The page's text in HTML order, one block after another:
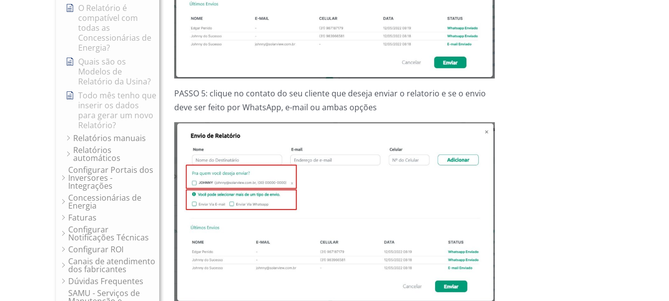
O Relatório é
compatível com
todas as
Concessionárias de
Energia?
Quais são os
Modelos de
Relatório da Usina?
Todo mês tenho que
inserir os dados
para gerar um novo
Relatório?
Relatórios manuais
Relatórios
automáticos
Configurar Portais dos
Inversores -
Integrações
Concessionárias de
Energia
Faturas
Configurar
Notificações Técnicas
Configurar ROI
Canais de atendimento
dos fabricantes
Dúvidas Frequentes
SAMU - Serviços de
PASSO 5: clique no contato do seu cliente que deseja enviar o relatorio e se o envio
deve ser feito por WhatsApp, e-mail ou ambas opções